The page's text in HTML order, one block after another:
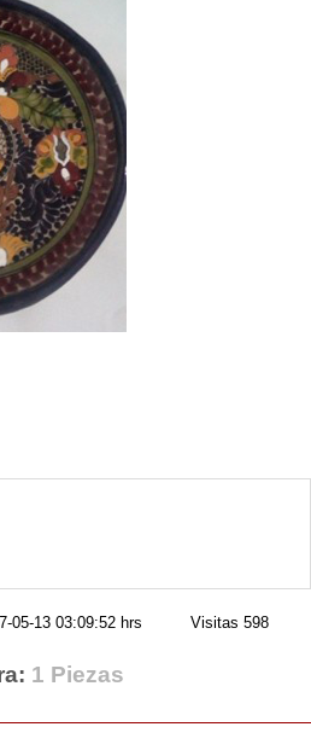
05-13 03:09:52 hrs Visitas 598
1 Piezas